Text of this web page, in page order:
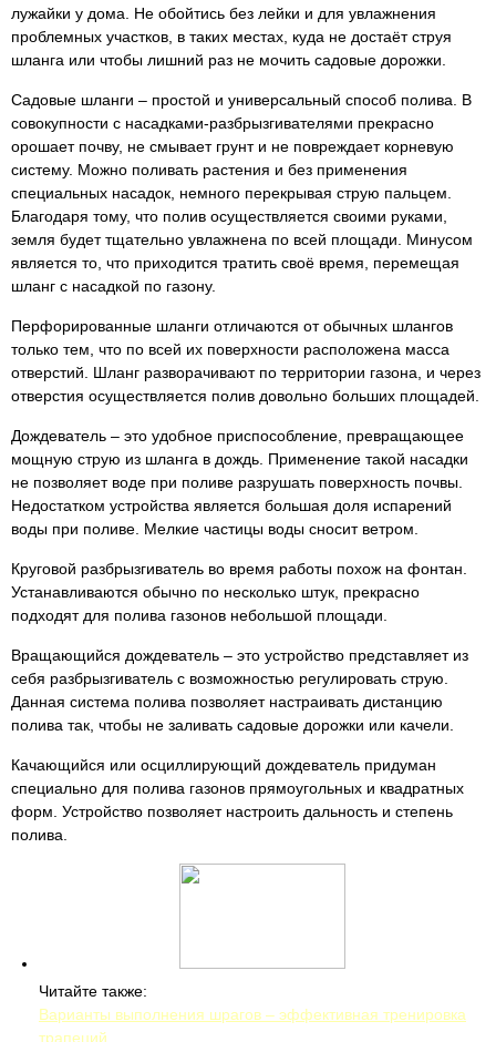
лужайки у дома. Не обойтись без лейки и для увлажнения
проблемных участков, в таких местах, куда не достаёт струя
шланга или чтобы лишний раз не мочить садовые дорожки.
Садовые шланги – простой и универсальный способ полива. В
совокупности с насадками-разбрызгивателями прекрасно
орошает почву, не смывает грунт и не повреждает корневую
систему. Можно поливать растения и без применения
специальных насадок, немного перекрывая струю пальцем.
Благодаря тому, что полив осуществляется своими руками,
земля будет тщательно увлажнена по всей площади. Минусом
является то, что приходится тратить своё время, перемещая
шланг с насадкой по газону.
Перфорированные шланги отличаются от обычных шлангов
только тем, что по всей их поверхности расположена масса
отверстий. Шланг разворачивают по территории газона, и через
отверстия осуществляется полив довольно больших площадей.
Дождеватель – это удобное приспособление, превращающее
мощную струю из шланга в дождь. Применение такой насадки
не позволяет воде при поливе разрушать поверхность почвы.
Недостатком устройства является большая доля испарений
воды при поливе. Мелкие частицы воды сносит ветром.
Круговой разбрызгиватель во время работы похож на фонтан.
Устанавливаются обычно по несколько штук, прекрасно
подходят для полива газонов небольшой площади.
Вращающийся дождеватель – это устройство представляет из
себя разбрызгиватель с возможностью регулировать струю.
Данная система полива позволяет настраивать дистанцию
полива так, чтобы не заливать садовые дорожки или качели.
Качающийся или осциллирующий дождеватель придуман
специально для полива газонов прямоугольных и квадратных
форм. Устройство позволяет настроить дальность и степень
полива.
Читайте также:
Варианты выполнения шрагов – эффективная тренировка
трапеций